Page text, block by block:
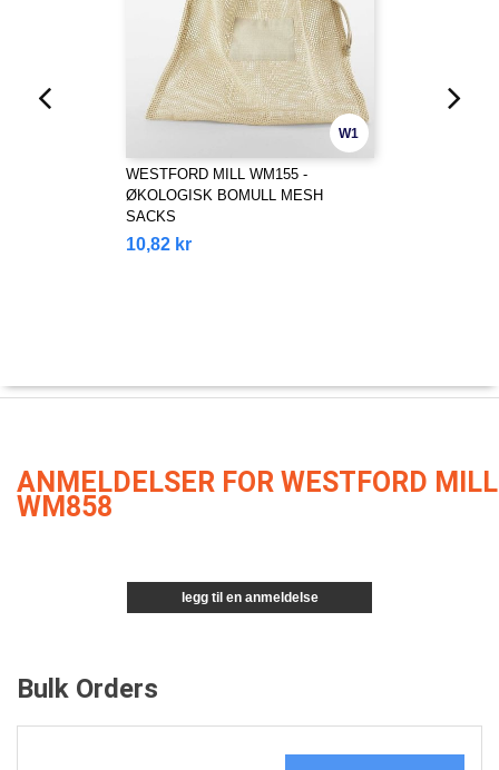
W1
WESTFORD MILL WM155 -
ØKOLOGISK BOMULL MESH
SACKS
10,82 kr
ANMELDELSER FOR WESTFORD MILL
WM858
legg til en anmeldelse
Bulk Orders